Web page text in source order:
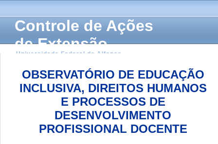
Controle de Ações
de Extensão
Universidade Federal de Alfenas
OBSERVATÓRIO DE EDUCAÇÃO
INCLUSIVA, DIREITOS HUMANOS
E PROCESSOS DE
DESENVOLVIMENTO
PROFISSIONAL DOCENTE